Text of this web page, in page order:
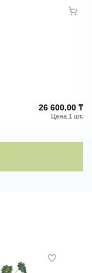
26 600.00 ₸